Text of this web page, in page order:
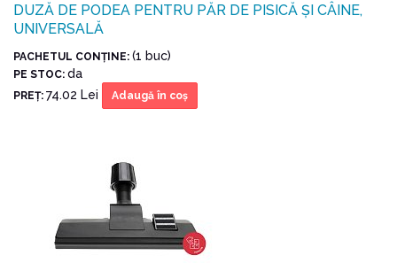
DUZĂ DE PODEA PENTRU PĂR DE PISICĂ ȘI CÂINE,
UNIVERSALĂ
PACHETUL CONŢINE: (1 buc)
PE STOC: da
PREŢ: 74.02 Lei Adaugă în coş